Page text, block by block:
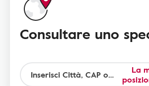
Consultare uno
La